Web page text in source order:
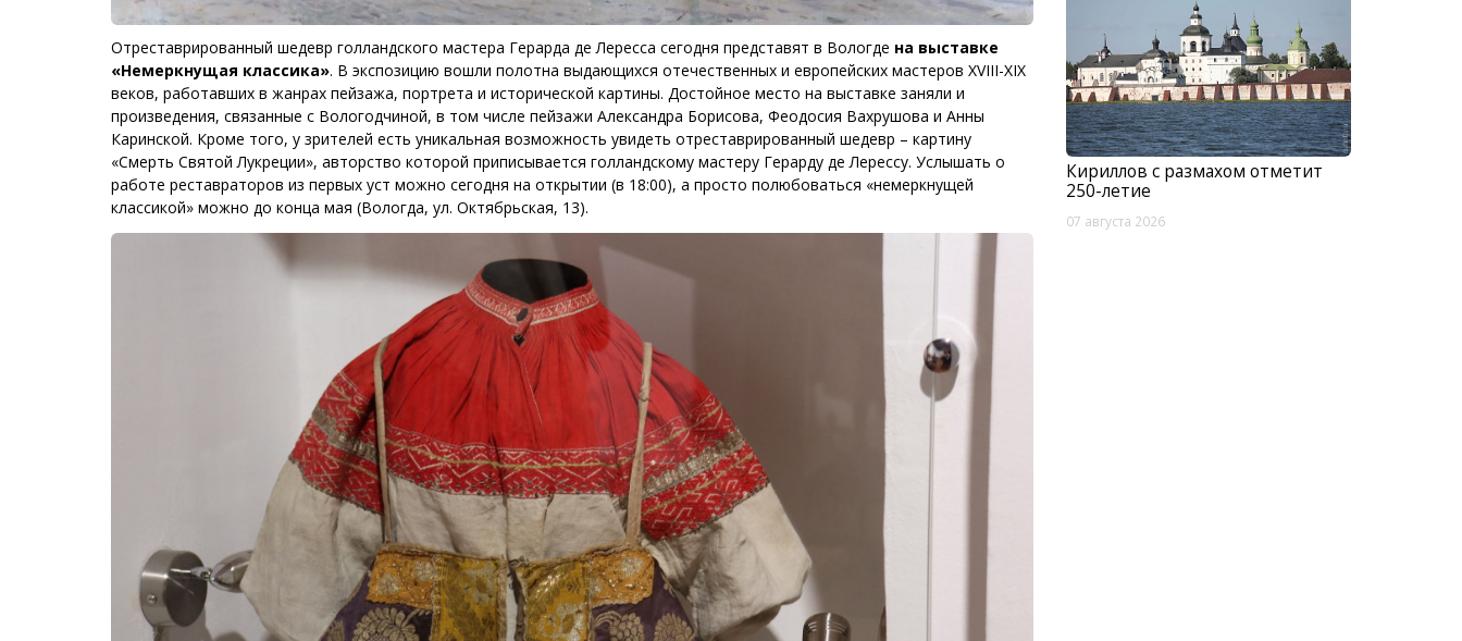
Отреставрированный шедевр голландского мастера Герарда де Лересса сегодня представят в Вологде на выставке
«Немеркнущая классика». В экспозицию вошли полотна выдающихся отечественных и европейских мастеров XVIII-XIX
веков, работавших в жанрах пейзажа, портрета и исторической картины. Достойное место на выставке заняли и
произведения, связанные с Вологодчиной, в том числе пейзажи Александра Борисова, Феодосия Вахрушова и Анны
Каринской. Кроме того, у зрителей есть уникальная возможность увидеть отреставрированный шедевр – картину
«Смерть Святой Лукреции», авторство которой приписывается голландскому мастеру Герарду де Лерессу. Услышать о
работе реставраторов из первых уст можно сегодня на открытии (в 18:00), а просто полюбоваться «немеркнущей
классикой» можно до конца мая (Вологда, ул. Октябрьская, 13).
Кириллов с размахом отметит
250-летие
07 августа 2026